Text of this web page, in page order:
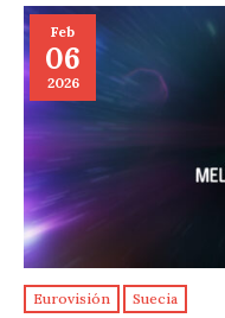
Feb
06
2026
Eurovisión Suecia